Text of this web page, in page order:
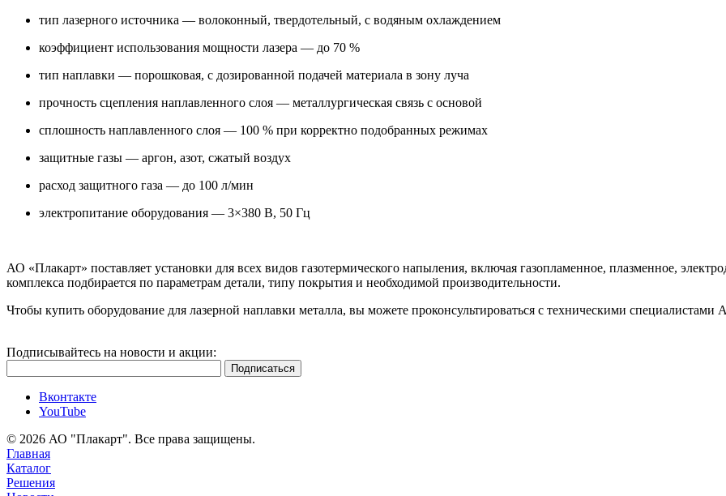
тип лазерного источника — волоконный, твердотельный, с водяным охлаждением
коэффициент использования мощности лазера — до 70 %
тип наплавки — порошковая, с дозированной подачей материала в зону луча
прочность сцепления наплавленного слоя — металлургическая связь с основой
сплошность наплавленного слоя — 100 % при корректно подобранных режимах
защитные газы — аргон, азот, сжатый воздух
расход защитного газа — до 100 л/мин
электропитание оборудования — 3×380 В, 50 Гц
АО «Плакарт» поставляет установки для всех видов газотермического напыления, включая газопламенное, плазменное,
комплекса подбирается по параметрам детали, типу покрытия и необходимой производительности.
Чтобы купить оборудование для лазерной наплавки металла, вы можете проконсультироваться с техническими специалистами
Подписывайтесь на новости и акции:
Вконтакте
YouTube
© 2026 АО "Плакарт". Все права защищены.
Главная
Каталог
Решения